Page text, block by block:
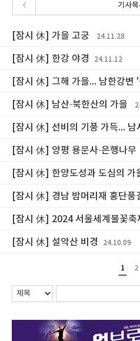
기사목
[잠시 休] 가을 고궁 24.11.28
[잠시 休] 한강 야경 24.11.12
[잠시 休] 그해 가을... 남한강변
[잠시 休] 남산·북한산의 가을
[잠시 休] 선비의 기풍 가득... 남
[잠시 休] 양평 용문사·은행나무
[잠시 休] 한양도성과 도심의 가
[잠시 休] 경남 밤머리재 홍단풍
[잠시 休] 2024 서울세계불꽃축
[잠시 休] 설악산 비경 24.10.09
1 2